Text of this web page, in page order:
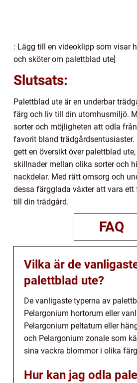
: Lägg till en videoklipp som visar
och sköter om palettblad ute]
Slutsats:
Palettblad ute är en underbar
färg och liv till din utomhusmiljö.
sorter och möjligheten att odla
favorit bland trädgårdsentusiaster.
gett en översikt över palettblad
skillnader mellan olika sorter och
nackdelar. Med rätt omsorg och
dessa färgglada växter att vara
till din trädgård.
FAQ
Vilka är de
palettblad ute?
De vanligaste typerna av
Pelargonium hortorum eller
Pelargonium peltatum eller
och Pelargonium zonale som
sina vackra blommor i olika
Hur kan jag odla